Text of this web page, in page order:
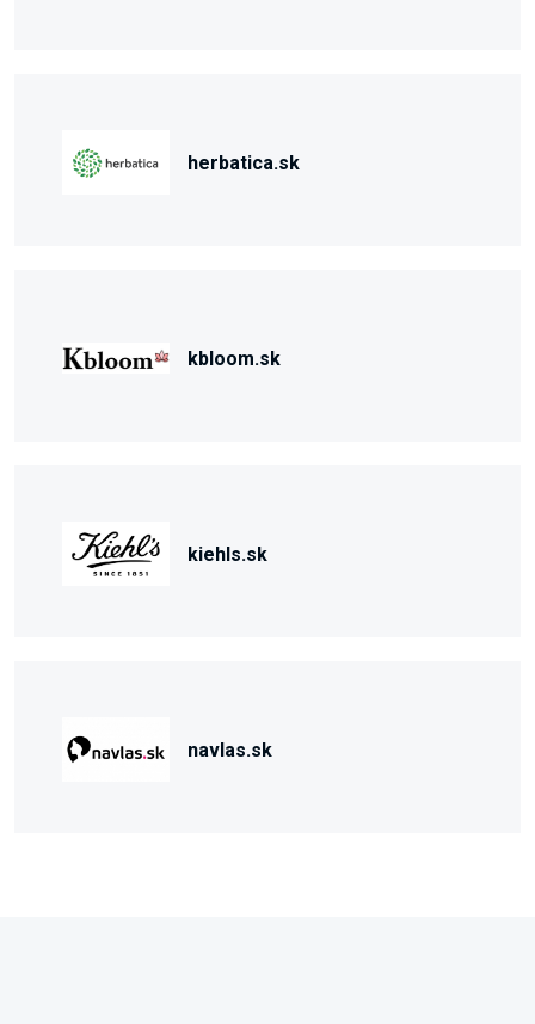
herbatica.sk
kbloom.sk
kiehls.sk
navlas.sk